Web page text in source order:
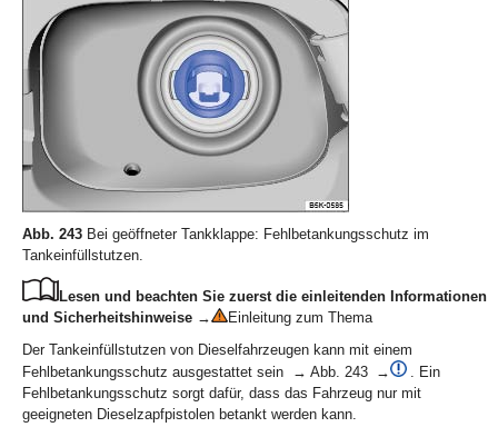
Abb. 243 Bei geöffneter Tankklappe: Fehlbetankungsschutz im
Tankeinfüllstutzen.
Lesen und beachten Sie zuerst die einleitenden Informationen
und Sicherheitshinweise →
Einleitung zum Thema
Der Tankeinfüllstutzen von Dieselfahrzeugen kann mit einem
Fehlbetankungsschutz ausgestattet sein → Abb. 243 →
. Ein
Fehlbetankungsschutz sorgt dafür, dass das Fahrzeug nur mit
geeigneten Dieselzapfpistolen betankt werden kann.